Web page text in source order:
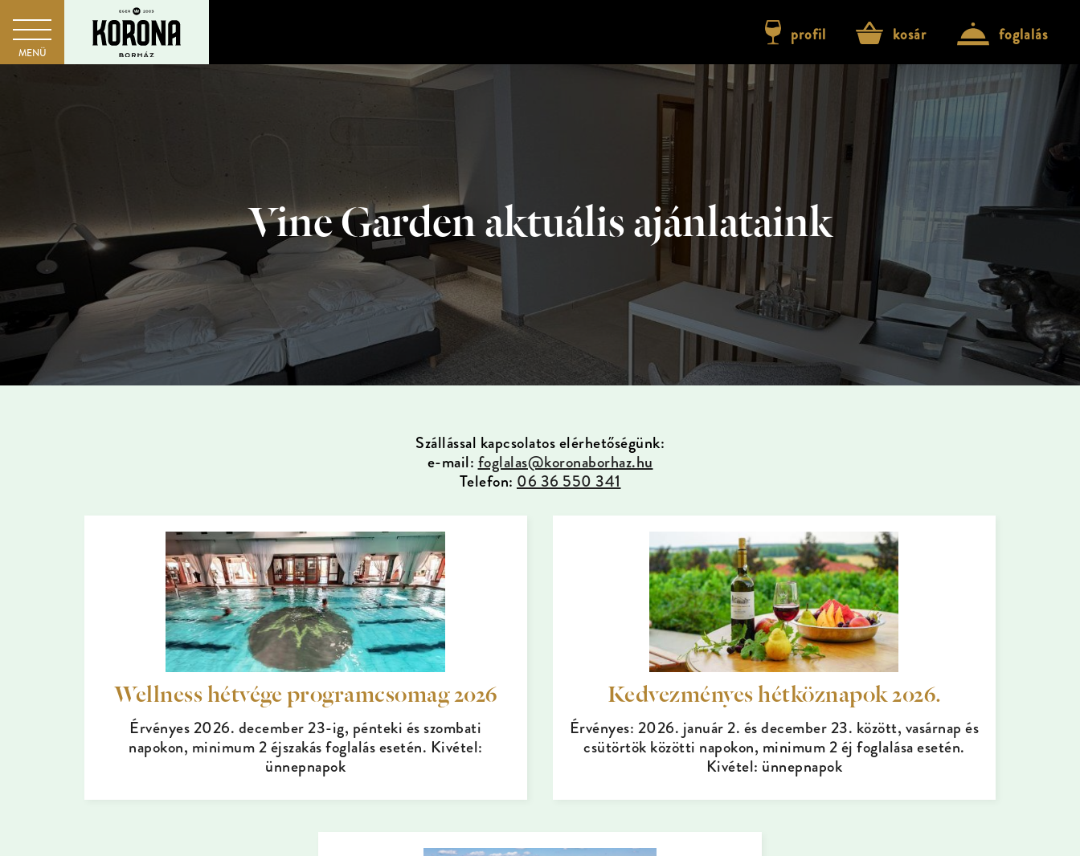
MENÜ
profil kosár foglalás
Vine Garden aktuális ajánlataink
Szállással kapcsolatos elérhetőségünk:
e-mail:foglalas@koronaborhaz.hu
Telefon: 06 36 550 341
Wellness hétvége programcsomag 2026
Érvényes 2026. december 23-ig, pénteki és szombati
napokon, minimum 2 éjszakás foglalás esetén. Kivétel:
ünnepnapok
Kedvezményes hétköznapok 2026.
Érvényes: 2026. január 2. és december 23. között, vasárnap és
csütörtök közötti napokon, minimum 2 éj foglalása esetén.
Kivétel: ünnepnapok